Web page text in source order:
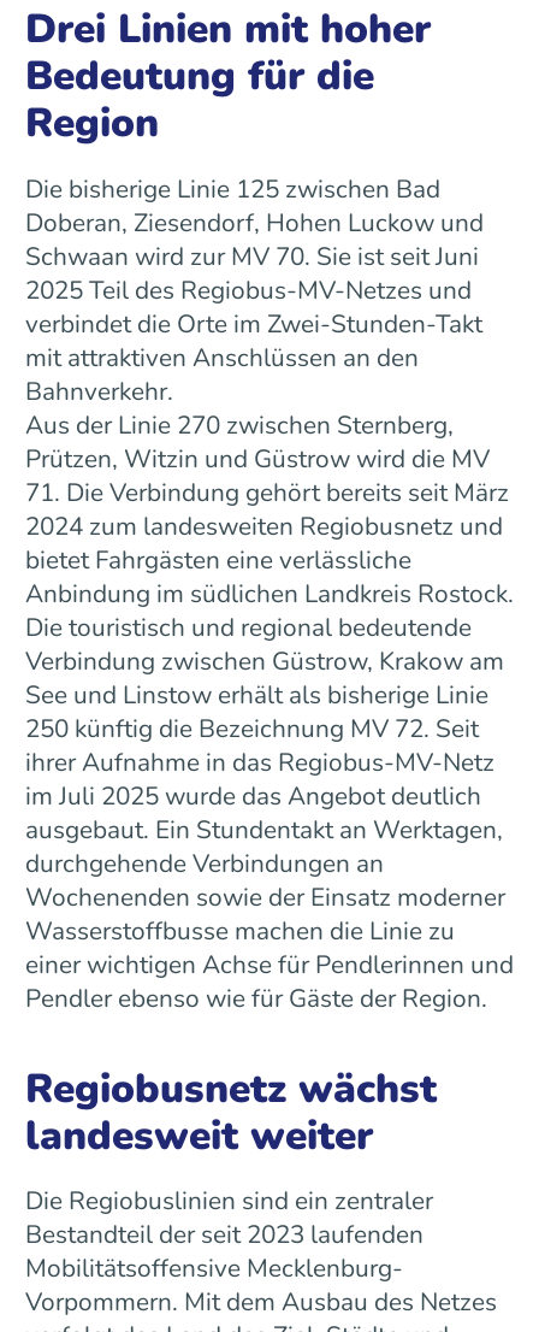
Drei Linien mit hoher
Bedeutung für die
Region
Die bisherige Linie 125 zwischen Bad
Doberan, Ziesendorf, Hohen Luckow und
Schwaan wird zur MV 70. Sie ist seit Juni
2025 Teil des Regiobus-MV-Netzes und
verbindet die Orte im Zwei-Stunden-Takt
mit attraktiven Anschlüssen an den
Bahnverkehr.
Aus der Linie 270 zwischen Sternberg,
Prützen, Witzin und Güstrow wird die MV
71. Die Verbindung gehört bereits seit März
2024 zum landesweiten Regiobusnetz und
bietet Fahrgästen eine verlässliche
Anbindung im südlichen Landkreis Rostock.
Die touristisch und regional bedeutende
Verbindung zwischen Güstrow, Krakow am
See und Linstow erhält als bisherige Linie
250 künftig die Bezeichnung MV 72. Seit
ihrer Aufnahme in das Regiobus-MV-Netz
im Juli 2025 wurde das Angebot deutlich
ausgebaut. Ein Stundentakt an Werktagen,
durchgehende Verbindungen an
Wochenenden sowie der Einsatz moderner
Wasserstoffbusse machen die Linie zu
einer wichtigen Achse für Pendlerinnen und
Pendler ebenso wie für Gäste der Region.
Regiobusnetz wächst
landesweit weiter
Die Regiobuslinien sind ein zentraler
Bestandteil der seit 2023 laufenden
Mobilitätsoffensive Mecklenburg-
Vorpommern. Mit dem Ausbau des Netzes